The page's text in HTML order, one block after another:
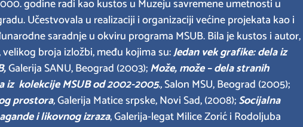
godine radi kao kustos u Muzeju savremene umetnosti u
Učestvovala u realizaciji i organizaciji većine projekata kao i
saradnje u okviru programa MSUB. Bila je kustos i autor,
broja izložbi, među kojima su:Jedan vek grafike: dela iz
Galerija SANU, Beograd (2003);Može, može – dela stranih
iz kolekcije MSUB od 2002-2005.,Salon MSU, Beograd (2005);
prostora,Galerija Matice srpske, Novi Sad, (2008);Socijalna
i likovnog izraza, Galerija-legat Milice Zorić i Rodoljuba